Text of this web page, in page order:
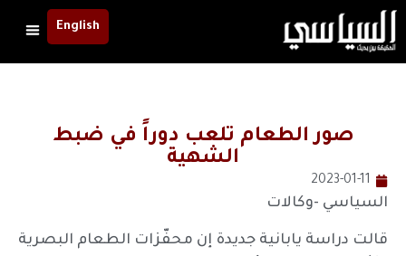
English
صور الطعام تلعب دوراً في ضبط
الشهية
2023-01-11
السياسي -وكالات
قالت دراسة يابانية جديدة إن محفّزات الطعام البصرية